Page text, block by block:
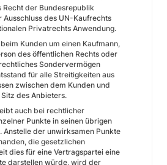
Recht der Bundesrepublik
Ausschluss des UN-Kaufrechts
Privatrechts Anwendung.
Kunden um einen Kaufmann,
des öffentlichen Rechts oder
Sondervermögen
für alle Streitigkeiten aus
zwischen dem Kunden und
des Anbieters.
auch bei rechtlicher
Punkte in seinen übrigen
Anstelle der unwirksamen Punkte
die gesetzlichen
dies für eine Vertragspartei eine
darstellen würde, wird der